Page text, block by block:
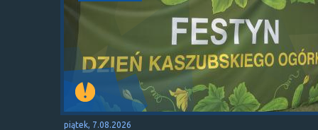
piątek, 7.08.2026